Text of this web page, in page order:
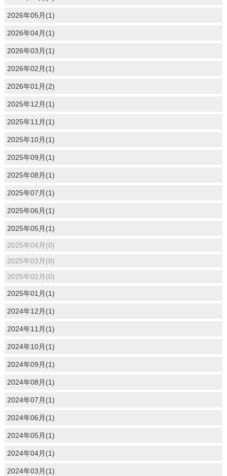
2026年05月(1)
2026年04月(1)
2026年03月(1)
2026年02月(1)
2026年01月(2)
2025年12月(1)
2025年11月(1)
2025年10月(1)
2025年09月(1)
2025年08月(1)
2025年07月(1)
2025年06月(1)
2025年05月(1)
2025年04月(0)
2025年03月(0)
2025年02月(0)
2025年01月(1)
2024年12月(1)
2024年11月(1)
2024年10月(1)
2024年09月(1)
2024年08月(1)
2024年07月(1)
2024年06月(1)
2024年05月(1)
2024年04月(1)
2024年03月(1)